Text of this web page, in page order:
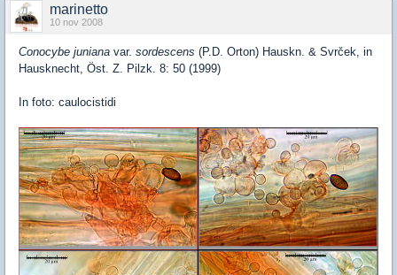
marinetto
10 nov 2008
Conocybe juniana var. sordescens (P.D. Orton) Hauskn. & Svrček, in
Hausknecht, Öst. Z. Pilzk. 8: 50 (1999)
In foto: caulocistidi